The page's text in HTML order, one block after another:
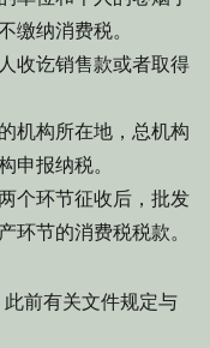
缴纳消费税。
讫销售款或者取得
构所在地，总机构
申报纳税。
环节征收后，批发
环节的消费税税款。
前有关文件规定与